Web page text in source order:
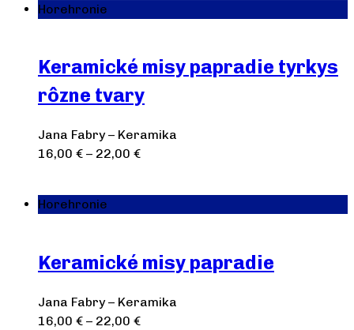
Horehronie
Keramické misy papradie tyrkys
rôzne tvary
Jana Fabry – Keramika
16,00 € – 22,00 €
Horehronie
Keramické misy papradie
Jana Fabry – Keramika
16,00 € – 22,00 €